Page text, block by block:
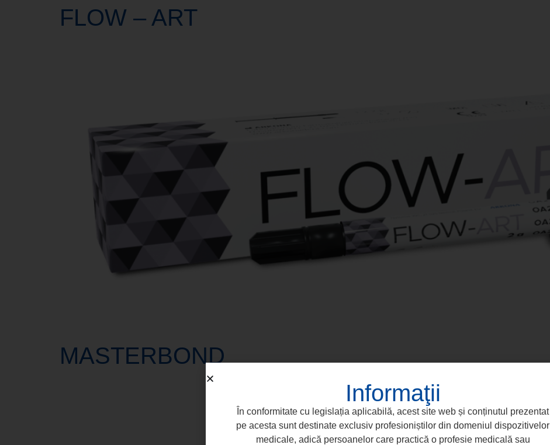
FLOW – ART
MASTERBOND
Informaţii
În conformitate cu legislația aplicabilă, acest site web și conținutul prezentat
pe acesta sunt destinate exclusiv profesioniștilor din domeniul dispozitivelor
medicale, adică persoanelor care practică o profesie medicală sau